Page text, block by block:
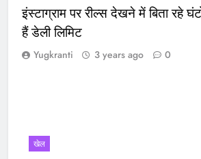
इंस्टाग्राम पर रील्स देखने में बिता रहे
हैं डेली लिमिट
Yugkranti 3 years ago 0
खेल